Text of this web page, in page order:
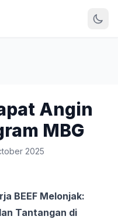
Angin
MBG
2025
BEEF Melonjak:
Tantangan di